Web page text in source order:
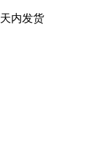
天内发货